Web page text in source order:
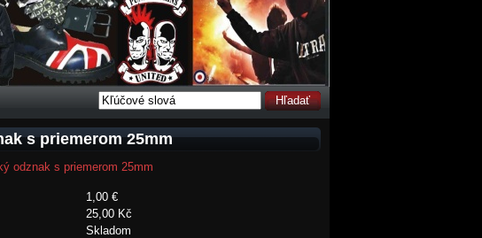
Hľadať
s priemerom 25mm
odznak s priemerom 25mm
1,00 €
25,00 Kč
Skladom